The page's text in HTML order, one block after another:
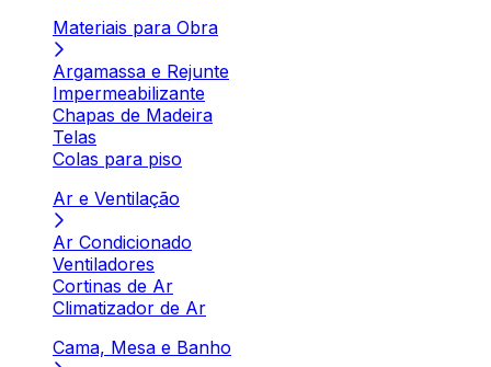
Materiais para Obra
Argamassa e Rejunte
Impermeabilizante
Chapas de Madeira
Telas
Colas para piso
Ar e Ventilação
Ar Condicionado
Ventiladores
Cortinas de Ar
Climatizador de Ar
Cama, Mesa e Banho